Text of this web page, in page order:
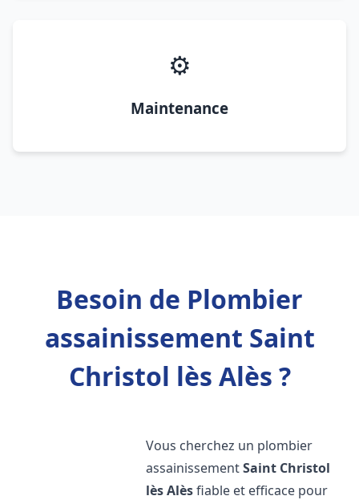
⚙️
Maintenance
Besoin de Plombier
assainissement Saint
Christol lès Alès ?
Vous cherchez un plombier
assainissementSaint Christol
lès Alèsfiable et efficace pour